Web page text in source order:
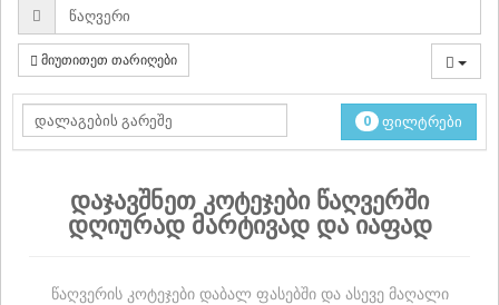
მიუთითეთ თარიღები
0 ფილტრები
დაჯავშნეთ კოტეჯები წაღვერში
დღიურად მარტივად და იაფად
წაღვერის კოტეჯები დაბალ ფასებში და ასევე მაღალი